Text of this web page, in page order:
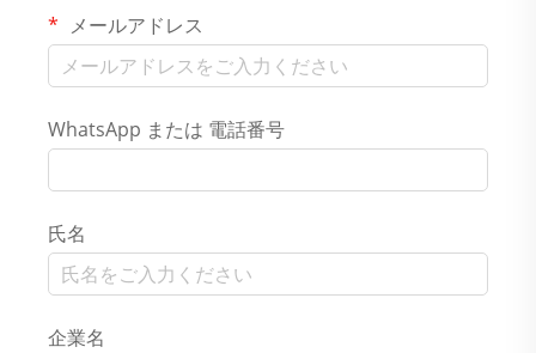
メールアドレス
WhatsApp または 電話番号
氏名
企業名